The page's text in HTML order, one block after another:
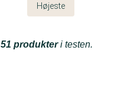
Højeste
51 produkteri testen.